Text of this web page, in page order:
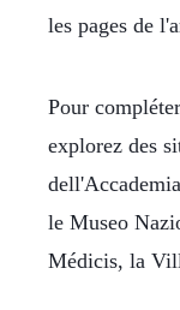
les pages de
Pour
explorez des
le Museo
Médicis, la